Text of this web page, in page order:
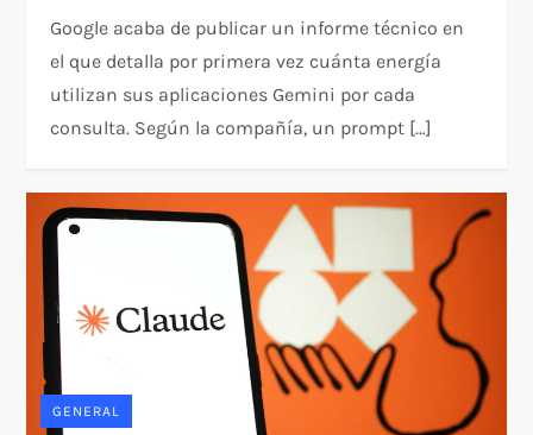
Google acaba de publicar un informe técnico en
el que detalla por primera vez cuánta energía
utilizan sus aplicaciones Gemini por cada
consulta. Según la compañía, un prompt […]
GENERAL